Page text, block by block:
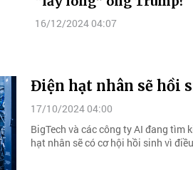
16/12/2024 04:07
Điện hạt nhân sẽ hồi
17/10/2024 04:00
BigTech và các công ty AI đang
hạt nhân sẽ có cơ hội hồi sinh vì